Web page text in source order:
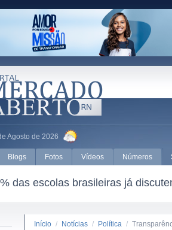
Agosto de 2026
Blogs Fotos Vídeos Números
das escolas brasileiras já
Início / Notícias / Política /